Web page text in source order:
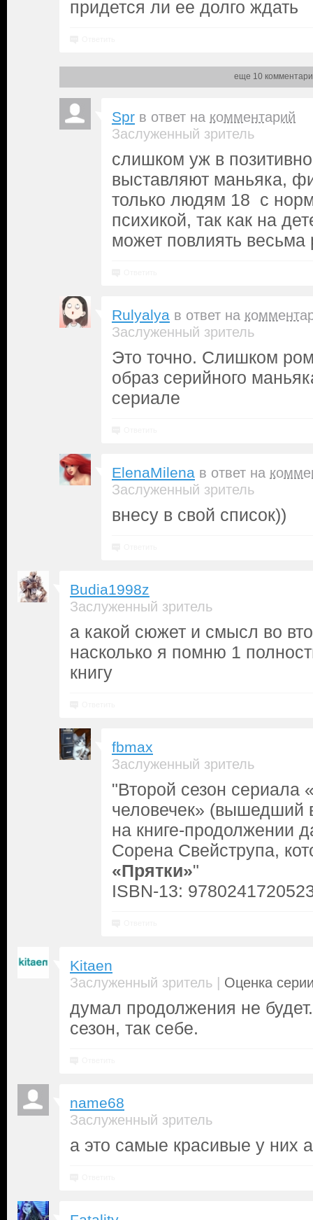
придется ли ее долго ждать
еще 10
Spr в ответ на комментарий
Заслуженный зритель
слишком уж в
выставляют маньяка,
только людям 18 с
психикой, так как на
может повлиять весьма
Rulyalya в ответ на
Заслуженный зритель
Это точно. Слишком
образ серийного
сериале
ElenaMilena в ответ на
Заслуженный зритель
внесу в свой список))
Budia1998z
Заслуженный зритель
а какой сюжет и смысл во
насколько я помню 1
книгу
fbmax
Заслуженный зритель
"Второй сезон сериала
человечек» (вышедший
на книге-продолжении
Сорена Свейструпа,
«Прятки»"
ISBN-13:
Kitaen
Заслуженный зритель | Оценка
думал продолжения не
сезон, так себе.
name68
Заслуженный зритель
а это самые красивые у них